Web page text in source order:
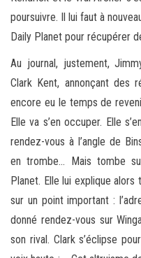
poursuivre. Il lui faut à
Daily Planet pour récupérer
Au journal, justement,
Clark Kent, annonçant des
encore eu le temps de
Elle va s’en occuper. Elle
rendez-vous à l’angle de
en trombe… Mais tombe
Planet. Elle lui explique
sur un point important :
donné rendez-vous sur
son rival. Clark s’éclipse